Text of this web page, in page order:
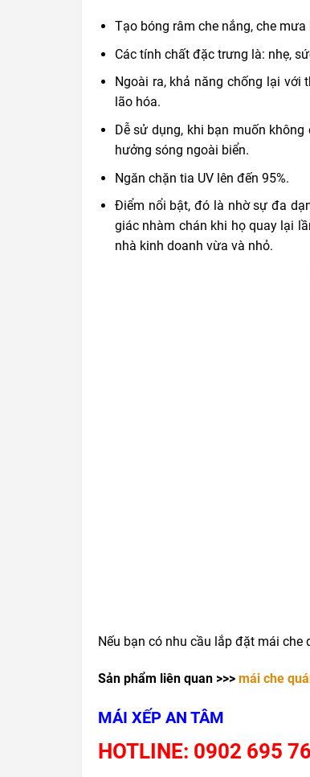
Tạo bóng râm che nắng, che
Các tính chất đặc trưng là: nhẹ,
Ngoài ra, khả năng chống lại
lão hóa.
Dễ sử dụng, khi bạn muốn
hưởng sóng ngoài biển.
Ngăn chặn tia UV lên đến 95%.
Điểm nổi bật, đó là nhờ sự đa
giác nhàm chán khi họ quay lại
nhà kinh doanh vừa và nhỏ.
Nếu bạn có nhu cầu lắp đặt mái
Sản phẩm liên quan >>> mái che
MÁI XẾP AN TÂM
HOTLINE: 0902 695